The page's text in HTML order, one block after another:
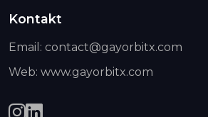
Kontakt
Email: contact@gayorbitx.com
Web: www.gayorbitx.com